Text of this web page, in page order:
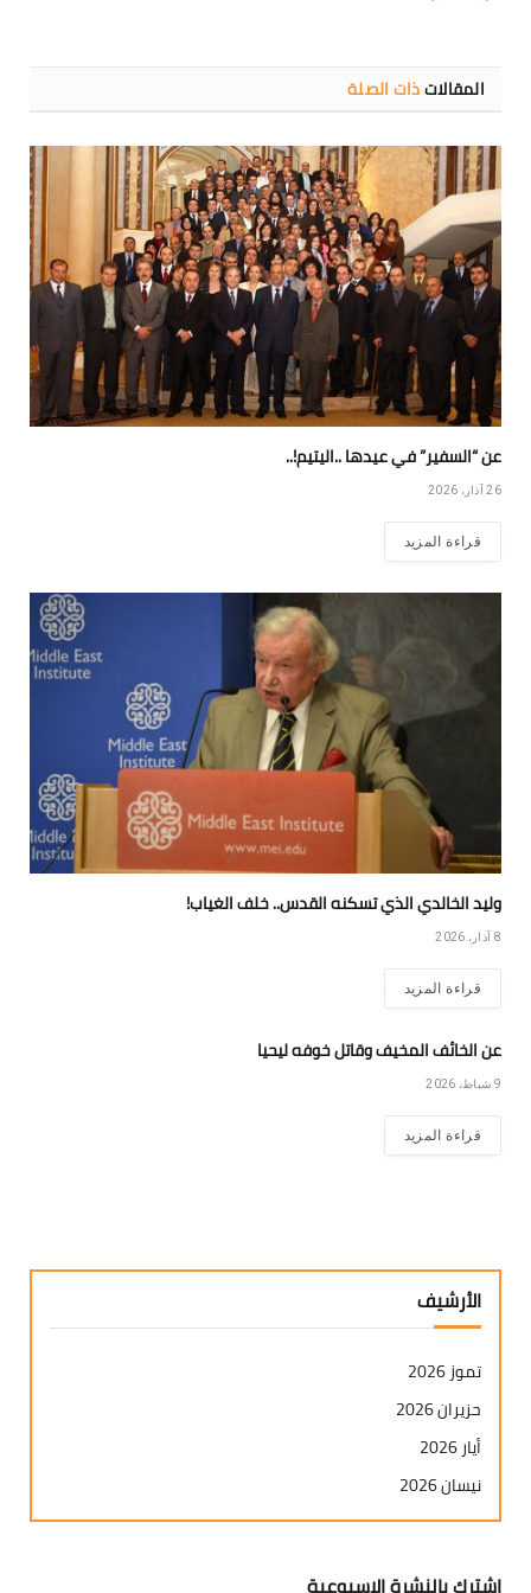
المقالاتذات الصلة
عن “السفير” في عيدها ..اليتيم!..
26 آذار، 2026
قراءة المزيد
وليد الخالدي الذي تسكنه القدس.. خلف الغياب!
8 آذار، 2026
قراءة المزيد
عن الخائف المخيف وقاتل خوفه ليحيا
9 شباط، 2026
قراءة المزيد
الأرشيف
تموز 2026
حزيران 2026
أيار 2026
نيسان 2026
آذار 2026
إشترك بالنشرة الإسبوعية